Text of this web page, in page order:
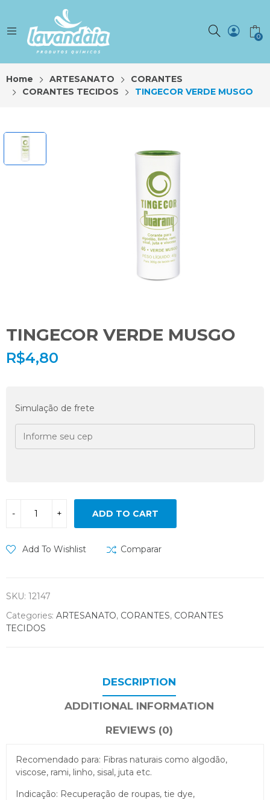
0
Home ARTESANATO
CORANTES
CORANTES TECIDOS
TINGECOR VERDE MUSGO
TINGECOR VERDE MUSGO
R$4,80
Simulação de frete
ADD TO CART
Add To Wishlist Comparar
SKU: 12147
Categories: ARTESANATO, CORANTES, CORANTES
TECIDOS
DESCRIPTION
ADDITIONAL INFORMATION
REVIEWS (0)
Recomendado para: Fibras naturais como algodão,
viscose, rami, linho, sisal, juta etc.
Indicação: Recuperação de roupas, tie dye,